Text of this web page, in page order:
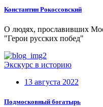
Константин Рокоссовский
О людях, прославивших
"Герои русских побед"
Экскурс в историю
13 августа 2022
Подмосковный богатырь